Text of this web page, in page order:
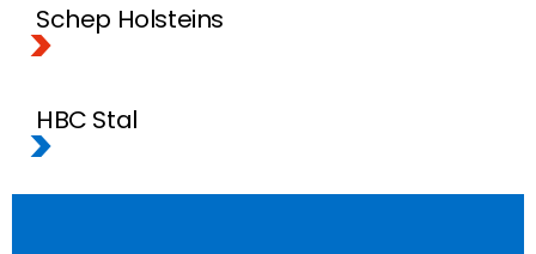
Schep Holsteins
>
HBC Stal
>